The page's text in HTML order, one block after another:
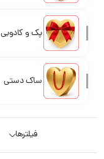
پک و کادویی
ساک دستی
فیلترها